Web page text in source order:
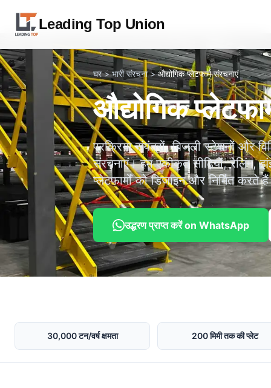
Leading Top Union
घर>भारी संरचना>औद्योगिक प्लेटफार्म संरचनाएं
औद्योगिक
प्रक्रिया संयंत्रों, बिजली स्टेशनों और
संरचनाएं। हम एकीकृत सीढ़ियों, रेलिंग,
प्लेटफार्मों को डिजाइन और निर्मित करते
उद्धरण प्राप्त करें on WhatsApp
30,000 टन/वर्ष क्षमता 200 मिमी तक की प्लेट